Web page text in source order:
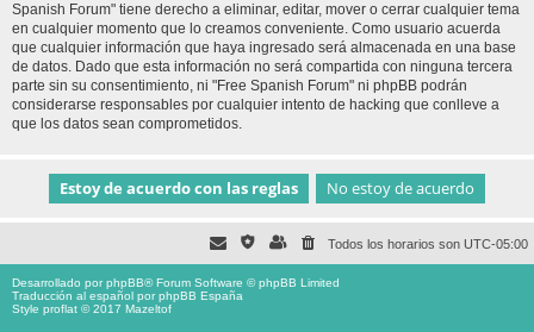
Spanish Forum" tiene derecho a eliminar, editar, mover o cerrar cualquier tema
en cualquier momento que lo creamos conveniente. Como usuario acuerda
que cualquier información que haya ingresado será almacenada en una base
de datos. Dado que esta información no será compartida con ninguna tercera
parte sin su consentimiento, ni "Free Spanish Forum" ni phpBB podrán
considerarse responsables por cualquier intento de hacking que conlleve a
que los datos sean comprometidos.
Todos los horarios son UTC-05:00
Desarrollado porphpBB® Forum Software © phpBB Limited
Traducción al español porphpBB España
Style proflat © 2017 Mazeltof